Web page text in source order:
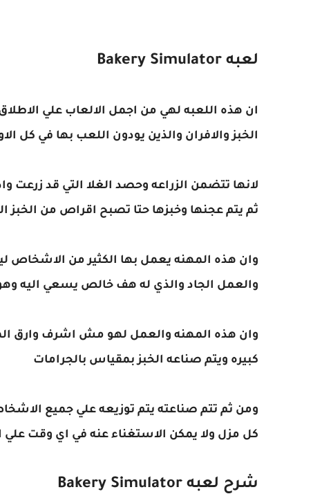
لعبه Bakery Simulator
ان هذه اللعبه لهي من اجمل الالعاب علي
الخبز والافران والذين يودون اللعب بها في كل
لانها تتضمن الزراعه وحصد الغلا التي قد زرعت
ثم يتم عجنها وخبزها حتا تصبح اقراص من الخبز
وان هذه المهنه يعمل بها الكثير من
والعمل الجاد والذي له هف خالص يسعي اليه
وان هذه المهنه والعمل لهو مش اشرف وارق
كبيره ويتم صناعه الخبز بمقياس بالجرامات
ومن ثم تتم صناعته يتم توزيعه علي جميع
كل مزل ولا يمكن الاستغناء عنه في اي وقت علي
شرح لعبه Bakery Simulator